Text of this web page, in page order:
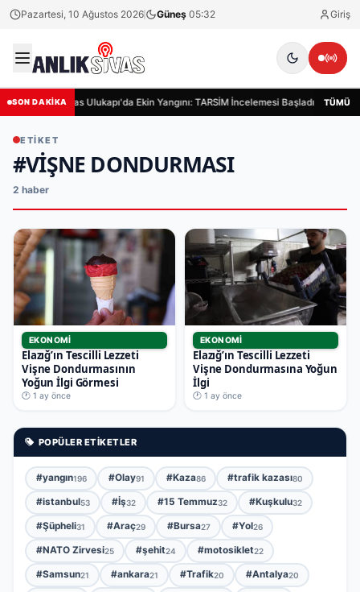
Pazartesi, 10 Ağustos 2026 Güneş 05:32 Giriş
SON DAKİKASivas Ulukapı'da Ekin Yangını: TARSİM İncelemesi Başladı TÜMÜ
ETIKET
#VIŞNE DONDURMASI
2 haber
EKONOMI
Elazığ’ın Tescilli Lezzeti
Vişne Dondurmasının
Yoğun İlgi Görmesi
🕐 1 ay önce
EKONOMI
Elazığ’ın Tescilli Lezzeti
Vişne Dondurmasına Yoğun
İlgi
🕐 1 ay önce
POPÜLER ETIKETLER
#yangın196 #Olay91 #Kaza86 #trafik kazası80
#istanbul53 #İş32 #15 Temmuz32 #Kuşkulu32
#Şüpheli31 #Araç29 #Bursa27 #Yol26
#NATO Zirvesi25 #şehit24 #motosiklet22
#Samsun21 #ankara21 #Trafik20 #Antalya20